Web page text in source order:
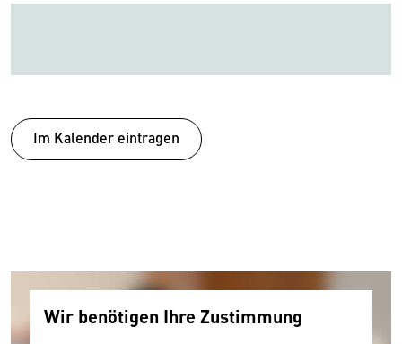
Im Kalender eintragen
Wir benötigen Ihre Zustimmung